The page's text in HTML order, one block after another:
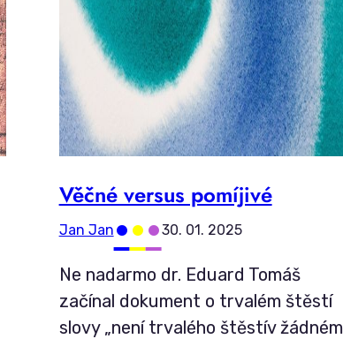
Věčné versus pomíjivé
Jan Jan•••30. 01. 2025
Ne nadarmo dr. Eduard Tomáš
začínal dokument o trvalém štěstí
slovy „není trvalého štěstív žádném